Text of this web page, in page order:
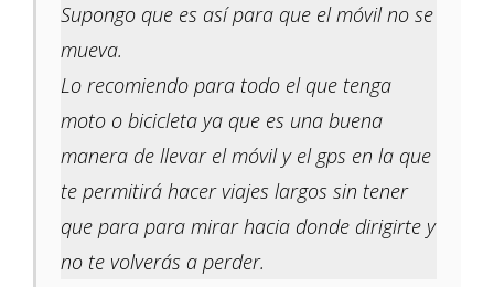
Supongo que es así para que el móvil no se
mueva.
Lo recomiendo para todo el que tenga
moto o bicicleta ya que es una buena
manera de llevar el móvil y el gps en la que
te permitirá hacer viajes largos sin tener
que para para mirar hacia donde dirigirte y
no te volverás a perder.